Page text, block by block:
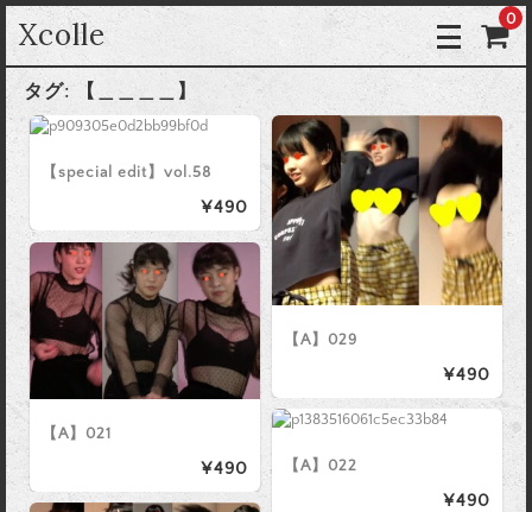
Xcolle 0
タグ: 【＿＿＿＿】
【special edit】vol.58
¥490
【A】029
¥490
【A】021
¥490 【A】022
¥490